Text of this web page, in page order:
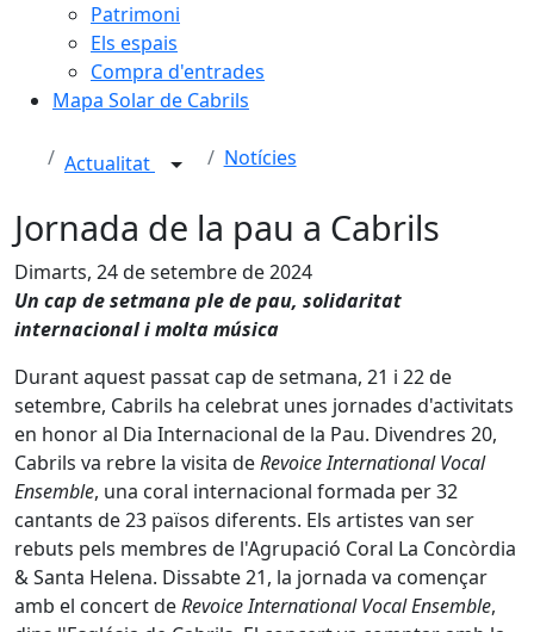
Patrimoni
Els espais
Compra d'entrades
Mapa Solar de Cabrils
Actualitat Notícies
Jornada de la pau a Cabrils
Dimarts, 24 de setembre de 2024
Un cap de setmana ple de pau, solidaritat
internacional i molta música
Durant aquest passat cap de setmana, 21 i 22 de
setembre, Cabrils ha celebrat unes jornades d'activitats
en honor al Dia Internacional de la Pau. Divendres 20,
Cabrils va rebre la visita deRevoice International Vocal
Ensemble, una coral internacional formada per 32
cantants de 23 països diferents. Els artistes van ser
rebuts pels membres de l'Agrupació Coral La Concòrdia
& Santa Helena. Dissabte 21, la jornada va començar
amb el concert deRevoice International Vocal Ensemble,